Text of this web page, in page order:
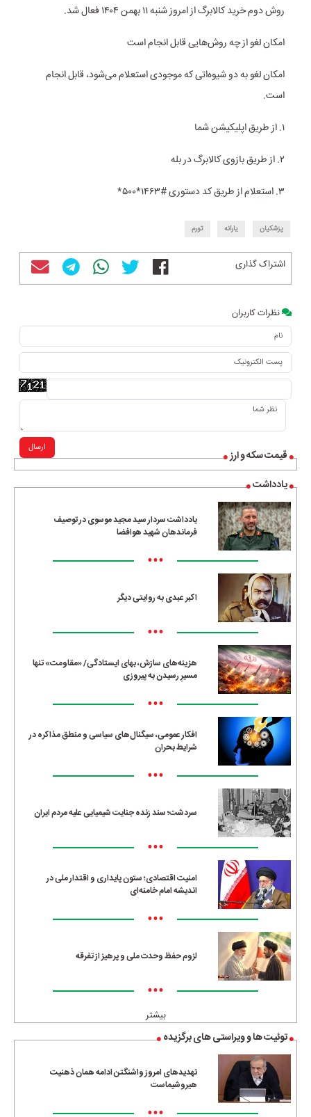
قیمت سکه و ارز
یادداشت
یادداشت سردار سید مجید موسوی در توصیف
فرماندهان شهید هوافضا
•••
اکبر عبدی به روایتی دیگر
•••
هزینه‌های سازش، بهای ایستادگی/ «مقاومت» تنها
مسیرِ رسیدن به پیروزی
•••
افکار عمومی، سیگنال‌های سیاسی و منطق مذاکره در
شرایط بحران
•••
سردشت؛ سند زنده جنایت شیمیایی علیه مردم ایران
•••
امنیت اقتصادی؛ ستون پایداری و اقتدار ملی در
اندیشه امام خامنه‌ای
•••
لزوم حفظ وحدت ملی و پرهیز از تفرقه
•••
بیشتر
توئیت ها و ویراستی های برگزیده
تهدیدهای امروز واشنگتن ادامه همان ذهنیت
هیروشیماست
روش دوم خرید کالابرگ از امروز شنبه ۱۱ بهمن ۱۴۰۴ فعال شد.
امکان لغو از چه روش‌هایی قابل انجام است
امکان لغو به دو شیوه‌اتی که موجودی استعلام می‌شود، قابل انجام
است.
۱. از طریق اپلیکیشن شما
۲. از طریق بازوی کالابرگ در بله
۳. استعلام از طریق کد دستوری #۱۴۶۳*۵۰۰*
پزشکیان یارانه تورم
اشتراک گذاری
نظرات کاربران
ارسال